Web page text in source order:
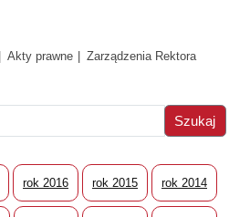
Akty prawne
Zarządzenia Rektora
rok 2016 rok 2015 rok 2014